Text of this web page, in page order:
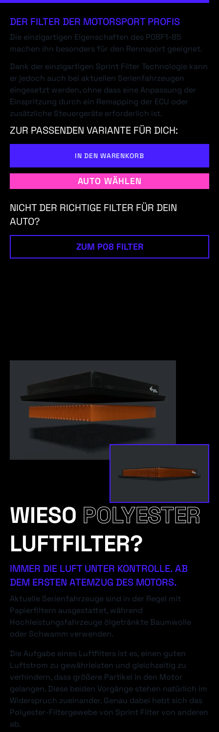
DER FILTER DER MOTORSPORT PROFIS
Die einzigartigen Eigenschaften des P08F1-85
machen ihn besonders für den Rennsport geeignet.
Dank der einzigartigen Sprint Filter Technologie kann
er jedoch auch bei aktuellen Serienfahrzeugen
eingesetzt werden, ohne dass eine Anpassung der
Einspritzung durch ein Remapping der ECU oder
zusätzliche Steuergeräte erforderlich ist.
ZUR PASSENDEN VARIANTE FÜR DICH:
IN DEN WARENKORB
AUTO WÄHLEN
NICHT DER RICHTIGE FILTER FÜR DEIN
AUTO?
ZUM P08 FILTER
WIESO POLYESTER
LUFTFILTER?
IMMER DIE LUFT UNTER KONTROLLE. AB
DEM ERSTEN ATEMZUG DES MOTORS.
Aktuelle Serienfahrzeuge sind in der Regel mit
Papierfiltern ausgestattet, während
Hochleistungsfahrzeuge ölgetränkte Baumwolle
oder Schwamm verwenden.
Die Aufgabe eines Luftfilters ist es, einen guten
Luftstrom zu gewährleisten und gleichzeitig zu
verhindern, dass größere Partikel in den Motor
gelangen. Diese beiden Vorgänge stehen natürlich im
Widerspruch zueinander. Genau dabei hebt sich das
Polyester-Filtergewebe von Sprint Filter von anderen
ab.